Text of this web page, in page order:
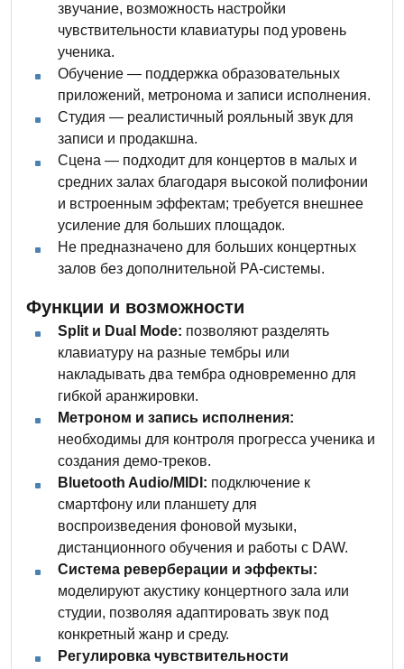
звучание, возможность настройки
чувствительности клавиатуры под уровень
ученика.
Обучение — поддержка образовательных
приложений, метронома и записи исполнения.
Студия — реалистичный рояльный звук для
записи и продакшна.
Сцена — подходит для концертов в малых и
средних залах благодаря высокой полифонии
и встроенным эффектам; требуется внешнее
усиление для больших площадок.
Не предназначено для больших концертных
залов без дополнительной PA-системы.
Функции и возможности
Split и Dual Mode: позволяют разделять
клавиатуру на разные тембры или
накладывать два тембра одновременно для
гибкой аранжировки.
Метроном и запись исполнения:
необходимы для контроля прогресса ученика и
создания демо-треков.
Bluetooth Audio/MIDI: подключение к
смартфону или планшету для
воспроизведения фоновой музыки,
дистанционного обучения и работы с DAW.
Система реверберации и эффекты:
моделируют акустику концертного зала или
студии, позволяя адаптировать звук под
конкретный жанр и среду.
Регулировка чувствительности